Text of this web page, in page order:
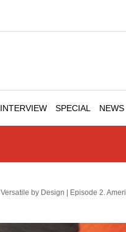
INTERVIEW SPECIAL NEWS
Versatile by Design | Episode 2.